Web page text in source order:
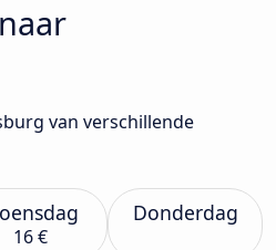
van verschillende
16 €
Donderdag